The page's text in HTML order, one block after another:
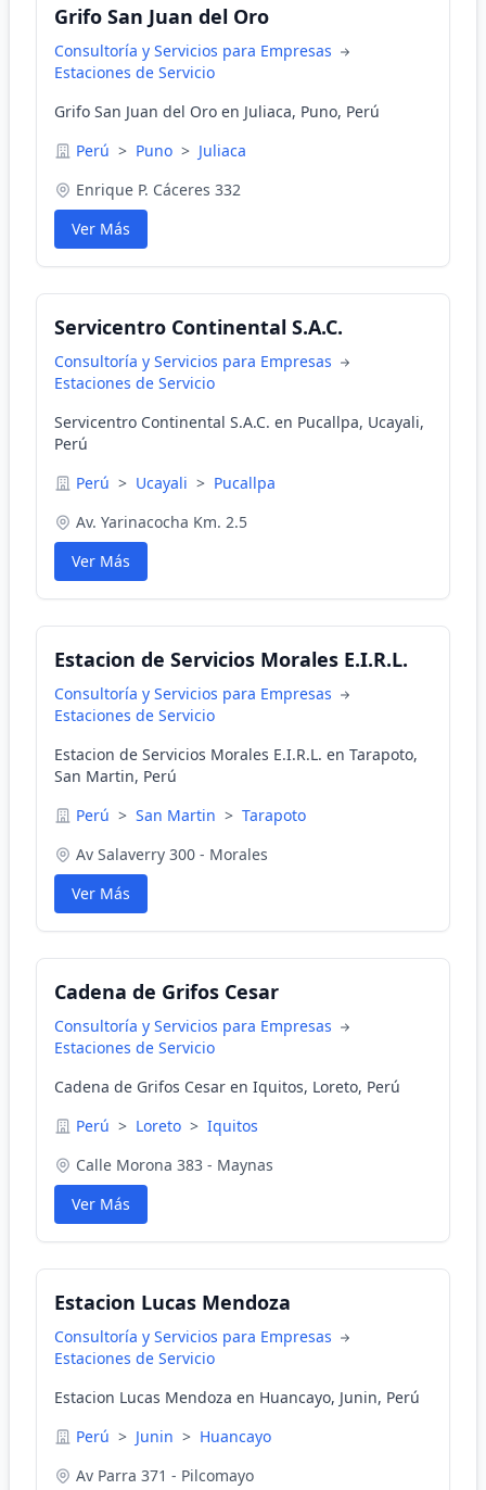
Grifo San Juan del Oro
Consultoría y Servicios para Empresas
Estaciones de Servicio
Grifo San Juan del Oro en Juliaca, Puno, Perú
Perú > Puno > Juliaca
Enrique P. Cáceres 332
Ver Más
Servicentro Continental S.A.C.
Consultoría y Servicios para Empresas
Estaciones de Servicio
Servicentro Continental S.A.C. en Pucallpa, Ucayali,
Perú
Perú > Ucayali > Pucallpa
Av. Yarinacocha Km. 2.5
Ver Más
Estacion de Servicios Morales E.I.R.L.
Consultoría y Servicios para Empresas
Estaciones de Servicio
Estacion de Servicios Morales E.I.R.L. en Tarapoto,
San Martin, Perú
Perú > San Martin > Tarapoto
Av Salaverry 300 - Morales
Ver Más
Cadena de Grifos Cesar
Consultoría y Servicios para Empresas
Estaciones de Servicio
Cadena de Grifos Cesar en Iquitos, Loreto, Perú
Perú > Loreto > Iquitos
Calle Morona 383 - Maynas
Ver Más
Estacion Lucas Mendoza
Consultoría y Servicios para Empresas
Estaciones de Servicio
Estacion Lucas Mendoza en Huancayo, Junin, Perú
Perú > Junin > Huancayo
Av Parra 371 - Pilcomayo